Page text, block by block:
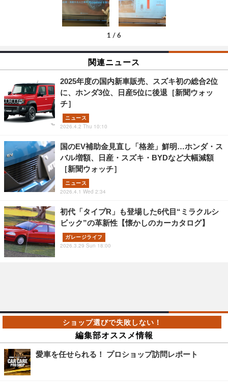
1 / 6
関連ニュース
2025年度の国内新車販売、スズキ初の総合2位
に、ホンダ3位、日産5位に後退［新聞ウォッ
チ］
ニュース
2026.4.2 Thu 10:10
国のEV補助金見直し「格差」鮮明…ホンダ・ス
バル増額、日産・スズキ・BYDなど大幅減額
［新聞ウォッチ］
ニュース
2026.4.1 Wed 2:34
初代「タイプR」も登場した6代目“ミラクルシ
ビック”の革新性【懐かしのカーカタログ】
ガレージライフ
2026.3.29 Sun 18:00
編集部オススメ情報
愛車を任せられる！ プロショップ訪問レポート